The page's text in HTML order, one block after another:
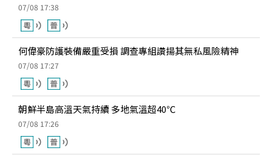
07/08 17:38
何偉豪防護裝備嚴重受損 調查專組讚揚其無私風險精神
07/08 17:27
朝鮮半島高溫天氣持續 多地氣溫超40℃
07/08 17:26